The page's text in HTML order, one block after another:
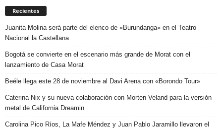
Recientes
Juanita Molina será parte del elenco de «Burundanga» en el Teatro
Nacional la Castellana
Bogotá se convierte en el escenario más grande de Morat con el
lanzamiento de Casa Morat
Beéle llega este 28 de noviembre al Davi Arena con «Borondo Tour»
Caterina Nix y su nueva colaboración con Morten Veland para la versión
metal de California Dreamin
Carolina Pico Ríos, La Mafe Méndez y Juan Pablo Jaramillo llevaron el